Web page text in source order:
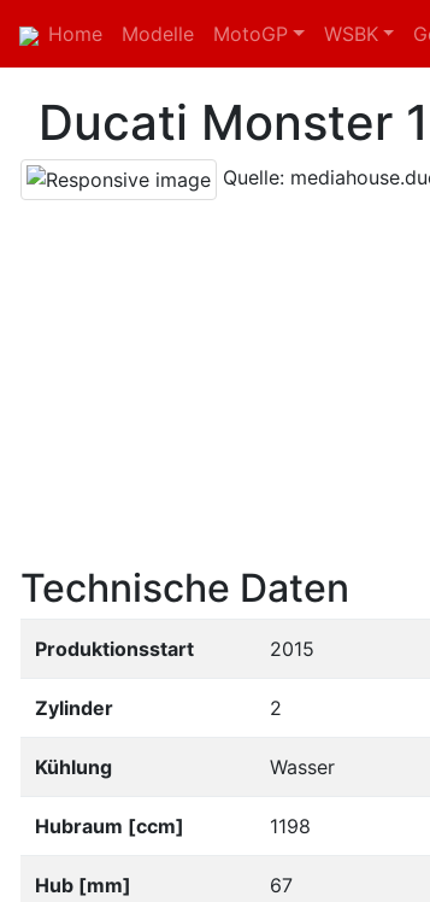
Home Modelle MotoGP WSBK
Ducati Monster
Quelle:
Technische Daten
Produktionsstart 2015
Zylinder 2
Kühlung Wasser
Hubraum [ccm] 1198
Hub [mm] 67